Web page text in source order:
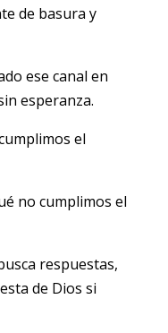
de basura y
ese canal en
esperanza.
el
no cumplimos el
respuestas,
de Dios si